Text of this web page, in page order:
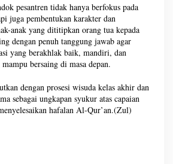
pesantren tidak hanya berfokus pada
juga pembentukan karakter dan
anak yang dititipkan orang tua kepada
dengan penuh tanggung jawab agar
yang berakhlak baik, mandiri, dan
bersaing di masa depan.
dengan prosesi wisuda kelas akhir dan
sebagai ungkapan syukur atas capaian
hafalan Al-Qur’an.(Zul)